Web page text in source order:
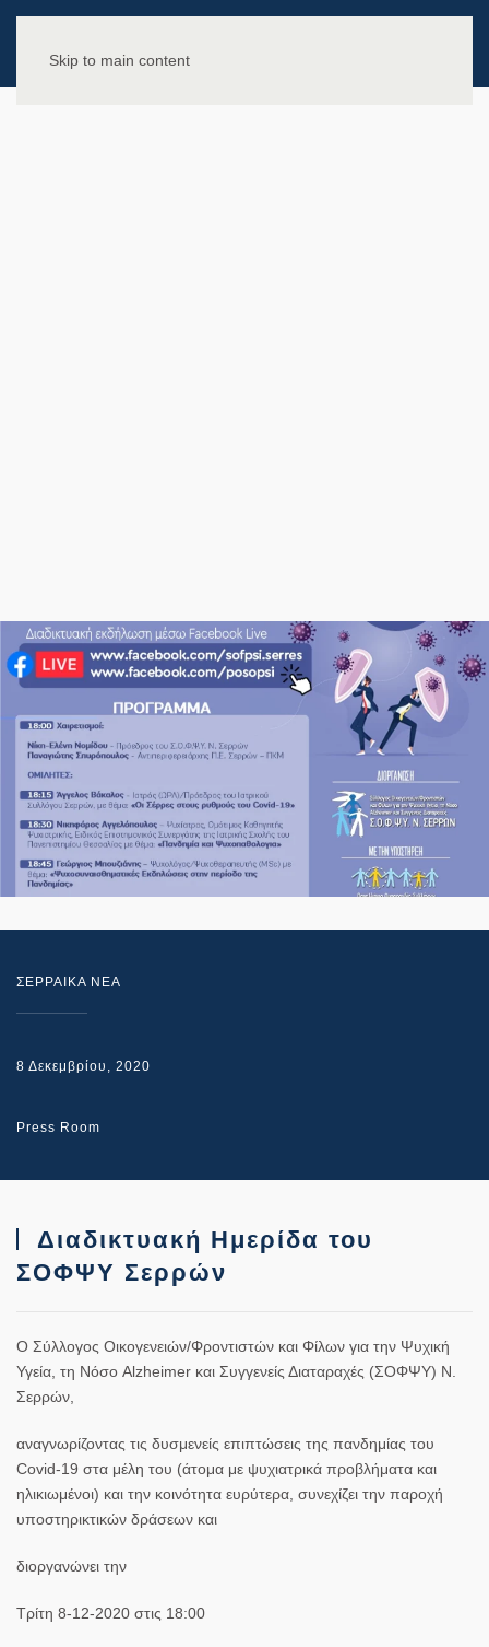
Skip to main content
ΣΕΡΡΑΙΚΑ ΝΕΑ
8 Δεκεμβρίου, 2020
Press Room
Διαδικτυακή Ημερίδα του
ΣΟΦΨΥ Σερρών
Ο Σύλλογος Οικογενειών/Φροντιστών και Φίλων για την Ψυχική
Υγεία, τη Νόσο Alzheimer και Συγγενείς Διαταραχές (ΣΟΦΨΥ) Ν.
Σερρών,
αναγνωρίζοντας τις δυσμενείς επιπτώσεις της πανδημίας του
Covid-19 στα μέλη του (άτομα με ψυχιατρικά προβλήματα και
ηλικιωμένοι) και την κοινότητα ευρύτερα, συνεχίζει την παροχή
υποστηρικτικών δράσεων και
διοργανώνει την
Τρίτη 8-12-2020 στις 18:00